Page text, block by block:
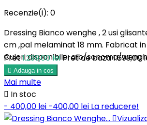
Recenzie(i): 0
Dressing Bianco wenghe , 2 usi
cm ,pal melaminat 18 mm. Fabricat
Culori disponibile: alb/sonoma/
Pret1.299,00 leiPret de baza1.699,00
 Adauga in cos
Mai multe
 In stoc
- 400,00 lei -400,00 lei La reducere!
